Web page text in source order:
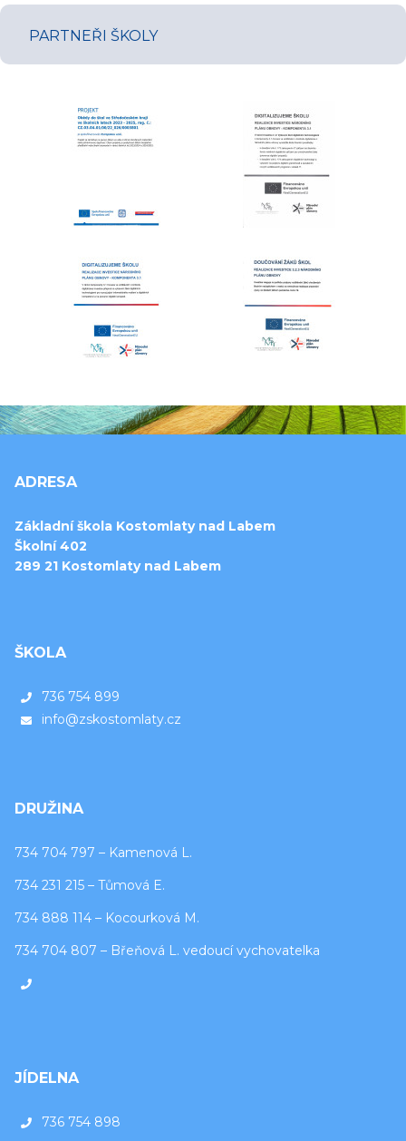
PARTNEŘI ŠKOLY
ADRESA
Základní škola Kostomlaty nad Labem
Školní 402
289 21 Kostomlaty nad Labem
ŠKOLA
736 754 899
info@zskostomlaty.cz
DRUŽINA
734 704 797 – Kamenová L.
734 231 215 – Tůmová E.
734 888 114 – Kocourková M.
734 704 807 – Břeňová L. vedoucí vychovatelka
JÍDELNA
736 754 898